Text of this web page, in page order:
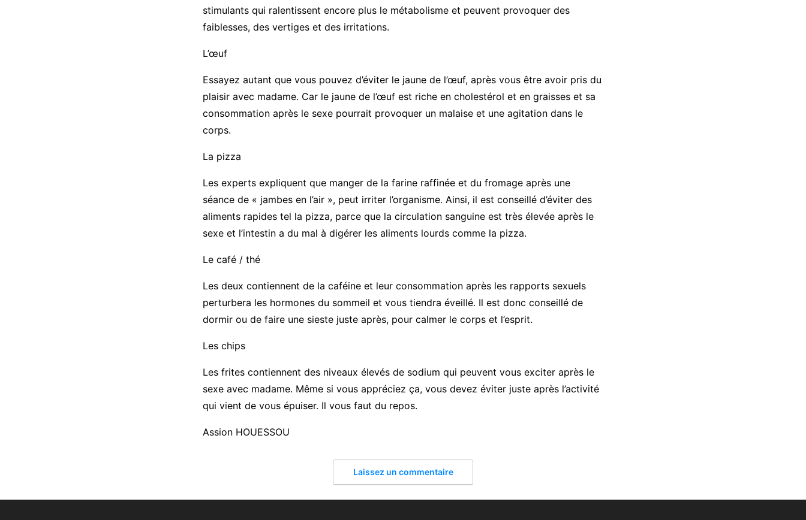
stimulants qui ralentissent encore plus le métabolisme et peuvent provoquer des
faiblesses, des vertiges et des irritations.
L’œuf
Essayez autant que vous pouvez d’éviter le jaune de l’œuf, après vous être avoir pris du
plaisir avec madame. Car le jaune de l’œuf est riche en cholestérol et en graisses et sa
consommation après le sexe pourrait provoquer un malaise et une agitation dans le
corps.
La pizza
Les experts expliquent que manger de la farine raffinée et du fromage après une
séance de « jambes en l’air », peut irriter l’organisme. Ainsi, il est conseillé d’éviter des
aliments rapides tel la pizza, parce que la circulation sanguine est très élevée après le
sexe et l’intestin a du mal à digérer les aliments lourds comme la pizza.
Le café / thé
Les deux contiennent de la caféine et leur consommation après les rapports sexuels
perturbera les hormones du sommeil et vous tiendra éveillé. Il est donc conseillé de
dormir ou de faire une sieste juste après, pour calmer le corps et l’esprit.
Les chips
Les frites contiennent des niveaux élevés de sodium qui peuvent vous exciter après le
sexe avec madame. Même si vous appréciez ça, vous devez éviter juste après l’activité
qui vient de vous épuiser. Il vous faut du repos.
Assion HOUESSOU
Laissez un commentaire